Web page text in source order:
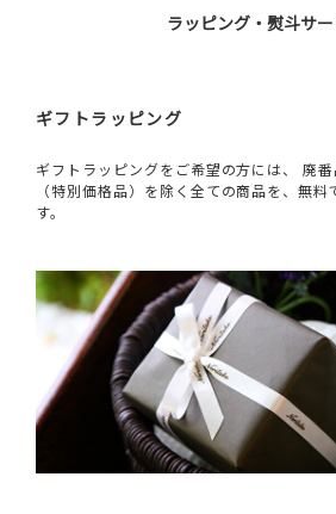
ラッピング・熨斗サ
ギフトラッピング
ギフトラッピングをご希望の方には、 廃
（特別価格品）を除く全ての商品を、無
す。